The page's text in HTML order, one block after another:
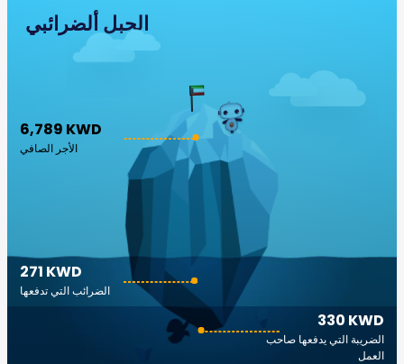
الجبل ألضرائبي
6,789 KWD
الأجر الصافي
330 KWD
الضريبة التي يدفعها صاحب
العمل
271 KWD
الضرائب التي تدفعها